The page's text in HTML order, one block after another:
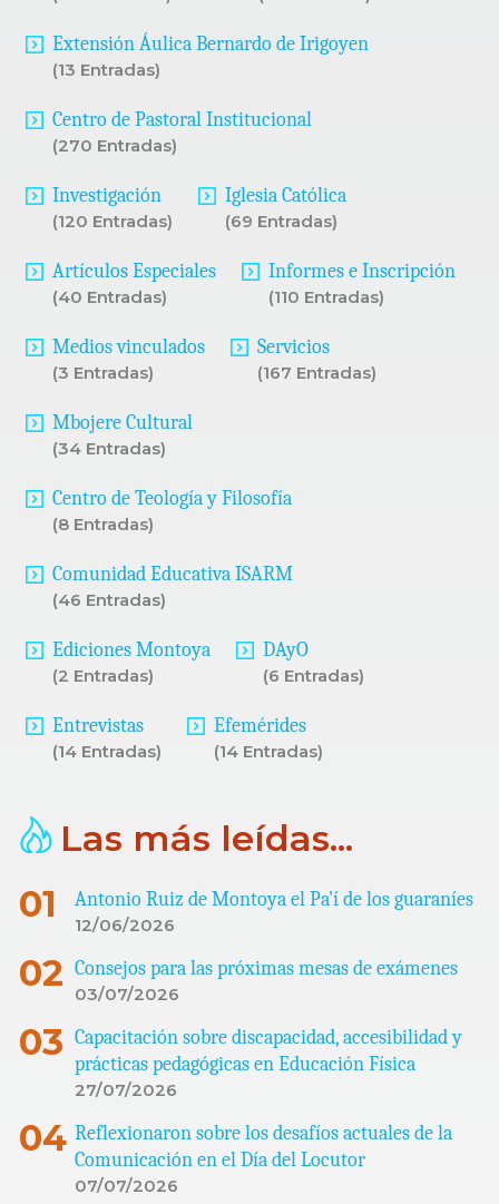
Extensión Áulica Bernardo de Irigoyen
(13 Entradas)
Centro de Pastoral Institucional
(270 Entradas)
Investigación
(120 Entradas)
Iglesia Católica
(69 Entradas)
Artículos Especiales
(40 Entradas)
Informes e Inscripción
(110 Entradas)
Medios vinculados
(3 Entradas)
Servicios
(167 Entradas)
Mbojere Cultural
(34 Entradas)
Centro de Teología y Filosofía
(8 Entradas)
Comunidad Educativa ISARM
(46 Entradas)
Ediciones Montoya
(2 Entradas)
DAyO
(6 Entradas)
Entrevistas
(14 Entradas)
Efemérides
(14 Entradas)
Las más leídas...
Antonio Ruiz de Montoya el Pa’í de los guaraníes
12/06/2026
Consejos para las próximas mesas de exámenes
03/07/2026
Capacitación sobre discapacidad, accesibilidad y
prácticas pedagógicas en Educación Física
27/07/2026
Reflexionaron sobre los desafíos actuales de la
Comunicación en el Día del Locutor
07/07/2026